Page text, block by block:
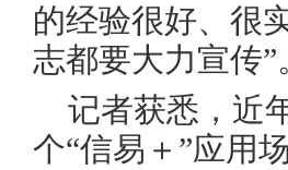
的经验很好、很
志都要大力宣传”
记者获悉，近
个“信易＋”应用